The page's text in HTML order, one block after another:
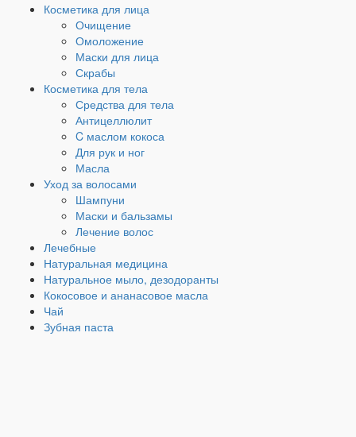
Косметика для лица
Очищение
Омоложение
Маски для лица
Скрабы
Косметика для тела
Средства для тела
Антицеллюлит
C маслом кокоса
Для рук и ног
Масла
Уход за волосами
Шампуни
Маски и бальзамы
Лечение волос
Лечебные
Натуральная медицина
Натуральное мыло, дезодоранты
Кокосовое и ананасовое масла
Чай
Зубная паста